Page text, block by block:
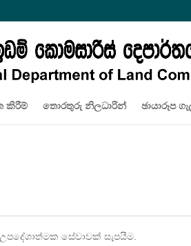
කිරීම් තොරතුරු නිලධාරින් ඡායාරූප
සේවාවක් සැපයීම.